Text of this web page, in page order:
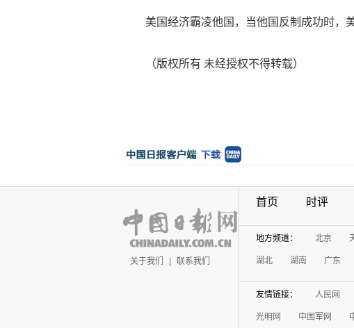
美国经济霸凌他国，当他国反制成功时，
（版权所有 未经授权不得转载）
关于我们 | 联系我们
首页 时评
地方频道： 北京
湖北 湖南 广东
友情链接： 人民网
光明网 中国军网